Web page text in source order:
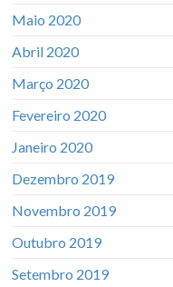
Maio 2020
Abril 2020
Março 2020
Fevereiro 2020
Janeiro 2020
Dezembro 2019
Novembro 2019
Outubro 2019
Setembro 2019